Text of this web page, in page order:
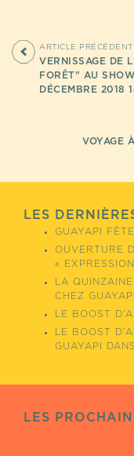
ARTICLE PRÉCÉDENT
VERNISSAGE DE
FORÊT" AU
DÉCEMBRE 2018
VOYAGE
LES
GUAYAPI
OUVERTURE
«
LA
CHEZ GUAYAPI
LE BOOST
LE BOOST
GUAYAPI
LES